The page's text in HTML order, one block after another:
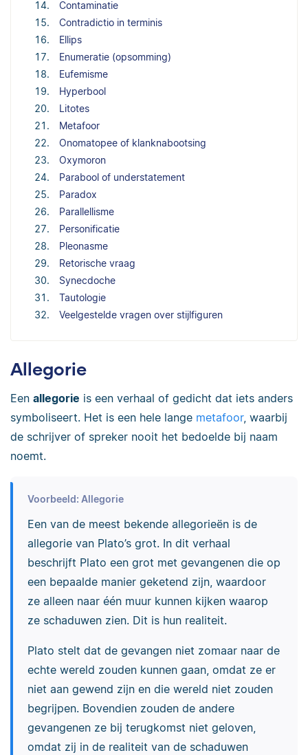
Contaminatie
Contradictio in terminis
Ellips
Enumeratie (opsomming)
Eufemisme
Hyperbool
Litotes
Metafoor
Onomatopee of klanknabootsing
Oxymoron
Parabool of understatement
Paradox
Parallellisme
Personificatie
Pleonasme
Retorische vraag
Synecdoche
Tautologie
Veelgestelde vragen over stijlfiguren
Allegorie
Een allegorie is een verhaal of gedicht dat iets anders
symboliseert. Het is een hele lange metafoor, waarbij
de schrijver of spreker nooit het bedoelde bij naam
noemt.
Voorbeeld: Allegorie
Een van de meest bekende allegorieën is de
allegorie van Plato’s grot. In dit verhaal
beschrijft Plato een grot met gevangenen die op
een bepaalde manier geketend zijn, waardoor
ze alleen naar één muur kunnen kijken waarop
ze schaduwen zien. Dit is hun realiteit.
Plato stelt dat de gevangen niet zomaar naar de
echte wereld zouden kunnen gaan, omdat ze er
niet aan gewend zijn en die wereld niet zouden
begrijpen. Bovendien zouden de andere
gevangenen ze bij terugkomst niet geloven,
omdat zij in de realiteit van de schaduwen